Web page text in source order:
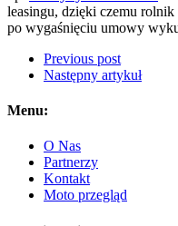
leasingu, dzięki czemu
po wygaśnięciu umowy
Previous post
Następny artykuł
Menu:
O Nas
Partnerzy
Kontakt
Moto przegląd